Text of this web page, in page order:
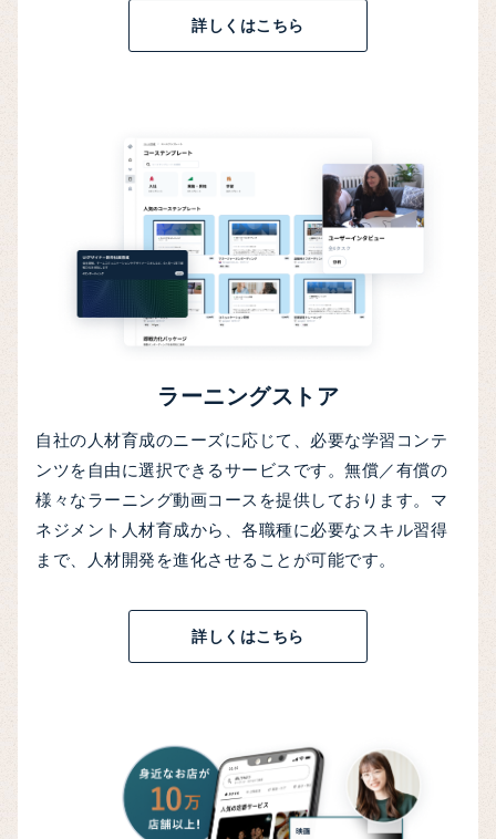
詳しくはこちら
ラーニングストア
自社の人材育成のニーズに応じて、必要な学習コンテ
ンツを自由に選択できるサービスです。無償／有償の
様々なラーニング動画コースを提供しております。マ
ネジメント人材育成から、各職種に必要なスキル習得
まで、人材開発を進化させることが可能です。
詳しくはこちら